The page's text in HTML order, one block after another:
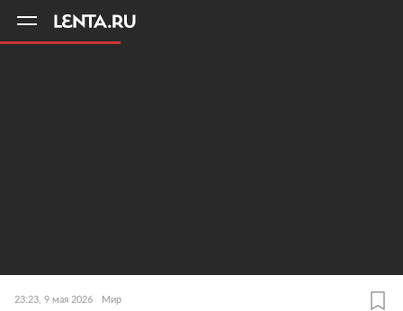
23:23, 9 мая 2026 Мир